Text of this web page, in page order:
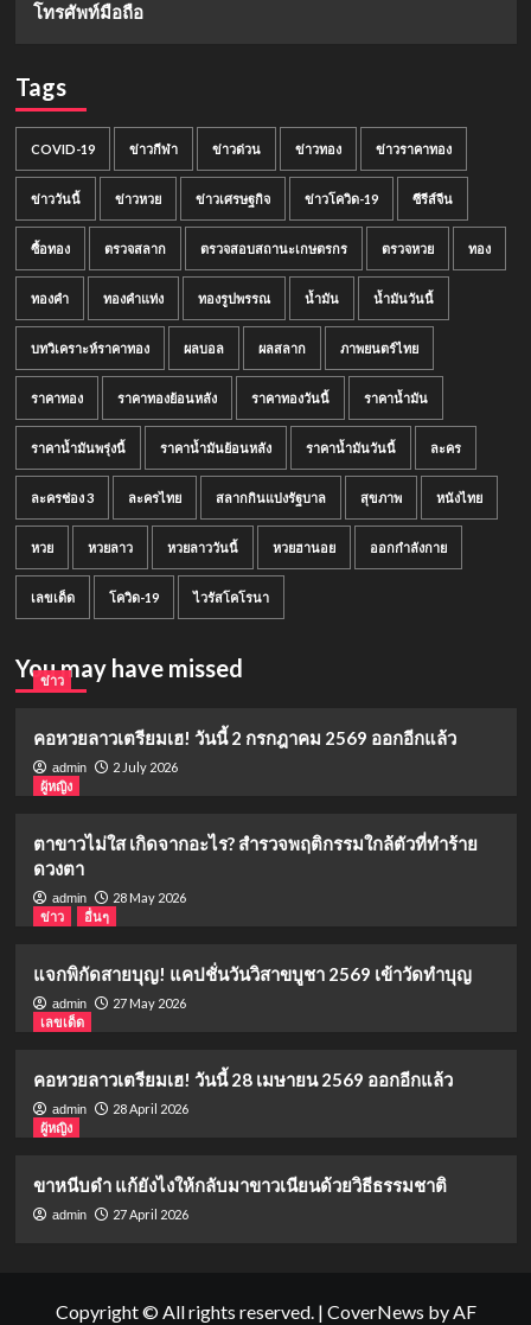
โทรศัพท์มือถือ
Tags
COVID-19 ข่าวกีฬา ข่าวด่วน ข่าวทอง ข่าวราคาทอง
ข่าววันนี้ ข่าวหวย ข่าวเศรษฐกิจ ข่าวโควิด-19 ซีรีส์จีน
ซื้อทอง ตรวจสลาก ตรวจสอบสถานะเกษตรกร ตรวจหวย ทอง
ทองคำ ทองคำแท่ง ทองรูปพรรณ น้ำมัน น้ำมันวันนี้
บทวิเคราะห์ราคาทอง ผลบอล ผลสลาก ภาพยนตร์ไทย
ราคาทอง ราคาทองย้อนหลัง ราคาทองวันนี้ ราคาน้ำมัน
ราคาน้ำมันพรุ่งนี้ ราคาน้ำมันย้อนหลัง ราคาน้ำมันวันนี้ ละคร
ละครช่อง 3 ละครไทย สลากกินแบ่งรัฐบาล สุขภาพ หนังไทย
หวย หวยลาว หวยลาววันนี้ หวยฮานอย ออกกำลังกาย
เลขเด็ด โควิด-19 ไวรัสโคโรนา
You may have missed
ข่าว
คอหวยลาวเตรียมเฮ! วันนี้ 2 กรกฎาคม 2569 ออกอีกแล้ว
admin
2 July 2026
ผู้หญิง
ตาขาวไม่ใส เกิดจากอะไร? สำรวจพฤติกรรมใกล้ตัวที่ทำร้าย
ดวงตา
admin
28 May 2026
ข่าว
อื่นๆ
แจกพิกัดสายบุญ! แคปชั่นวันวิสาขบูชา 2569 เข้าวัดทำบุญ
admin
27 May 2026
เลขเด็ด
คอหวยลาวเตรียมเฮ! วันนี้ 28 เมษายน 2569 ออกอีกแล้ว
admin
28 April 2026
ผู้หญิง
ขาหนีบดำ แก้ยังไงให้กลับมาขาวเนียนด้วยวิธีธรรมชาติ
admin 27 April 2026
Copyright © All rights reserved. | CoverNews by AF